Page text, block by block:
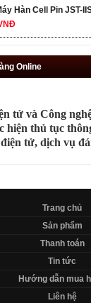
Hàn Cell Pin JST-
Online
tử và Công
hiện thủ tục
tử, dịch vụ
Trang chủ
Sản phẩm
Thanh toán
Tin tức
Hướng dẫn mua
Liên hệ